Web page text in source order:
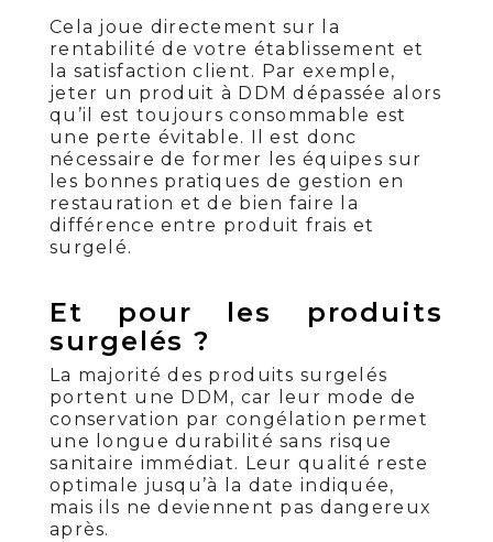
Cela joue directement sur la
rentabilité de votre établissement et
la satisfaction client. Par exemple,
jeter un produit à DDM dépassée alors
qu’il est toujours consommable est
une perte évitable. Il est donc
nécessaire de former les équipes sur
les bonnes pratiques de gestion en
restauration et de bien faire la
différence entre produit frais et
surgelé.
Et pour les produits
surgelés ?
La majorité des produits surgelés
portent une DDM, car leur mode de
conservation par congélation permet
une longue durabilité sans risque
sanitaire immédiat. Leur qualité reste
optimale jusqu’à la date indiquée,
mais ils ne deviennent pas dangereux
après.